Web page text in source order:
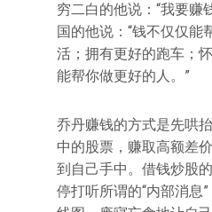
穷二白的他说：“我要赚
国的他说：“钱不仅仅能
活；拥有更好的跑车；
能帮你做更好的人。”
乔丹赚钱的方式是先哄
中的股票，赚取高额差
到自己手中。借钱炒股
停打听所谓的“内部消息